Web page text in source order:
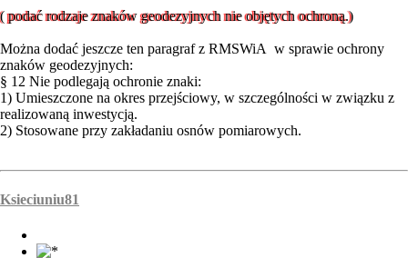
( podać rodzaje znaków geodezyjnych nie objętych ochroną.)
Można dodać jeszcze ten paragraf z RMSWiA w sprawie ochrony
znaków geodezyjnych:
§ 12 Nie podlegają ochronie znaki:
1) Umieszczone na okres przejściowy, w szczególności w związku z
realizowaną inwestycją.
2) Stosowane przy zakładaniu osnów pomiarowych.
Ksieciuniu81